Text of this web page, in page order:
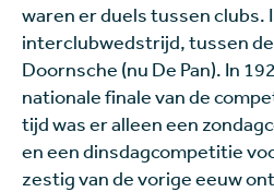
waren er duels tussen clubs.
interclubwedstrijd, tussen
Doornsche (nu De Pan). In
nationale finale van de
tijd was er alleen een
en een dinsdagcompetitie
zestig van de vorige eeuw